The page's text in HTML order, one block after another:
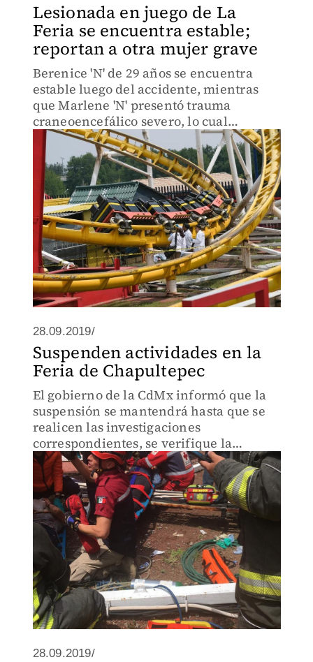
Lesionada en juego de La
Feria se encuentra estable;
reportan a otra mujer grave
Berenice 'N' de 29 años se encuentra
estable luego del accidente, mientras
que Marlene 'N' presentó trauma
craneoencefálico severo, lo cual
requirió entubación.
28.09.2019/
Suspenden actividades en la
Feria de Chapultepec
El gobierno de la CdMx informó que la
suspensión se mantendrá hasta que se
realicen las investigaciones
correspondientes, se verifique la
seguridad de las instalaciones y se
acredite la vigencia del programa de
Protección Civil.
28.09.2019/